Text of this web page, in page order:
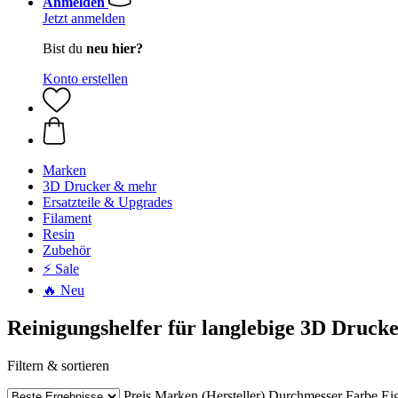
Jetzt anmelden
Bist du neu hier?
Konto erstellen
Marken
3D Drucker & mehr
Ersatzteile & Upgrades
Filament
Resin
Zubehör
⚡ Sale
🔥 Neu
Reinigungshelfer für langlebige 3D
Filtern & sortieren